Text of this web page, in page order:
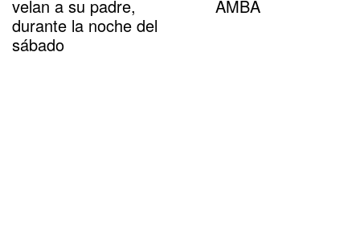
velan a su padre,
durante la noche del
sábado
AMBA